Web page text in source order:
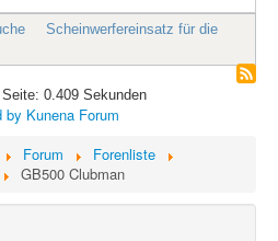
Scheinwerfereinsatz für die
0.409 Sekunden
by Kunena Forum
Forum
Forenliste
GB500 Clubman